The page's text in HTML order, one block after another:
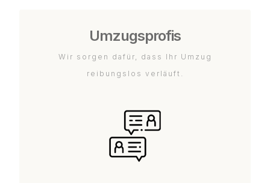
Umzugsprofis
Wir sorgen dafür, dass Ihr Umzug
reibungslos verläuft.